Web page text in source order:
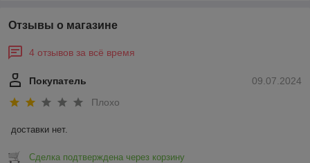
Отзывы о магазине
4 отзывов за всё время
09.07.2024
Покупатель
Плохо
доставки нет.
Сделка подтверждена через корзину